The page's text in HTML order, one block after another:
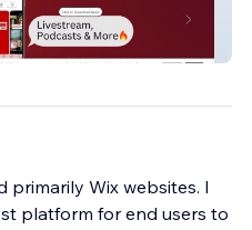
primarily Wix websites. I
platform for end users to